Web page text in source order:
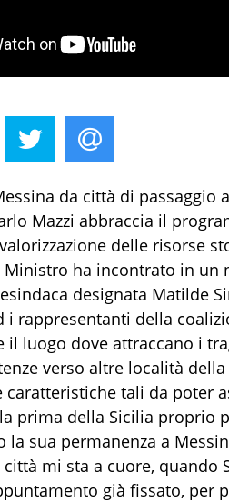
da città di
Mazzi abbraccia il
delle risorse
ha incontrato in
designata Matilde
i rappresentanti della
il luogo dove attraccano i
verso altre località
caratteristiche tali da poter
prima della Sicilia proprio
la sua permanenza a
città mi sta a cuore,
già fissato, per